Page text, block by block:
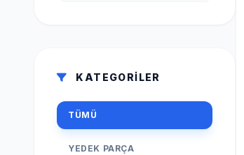
KATEGORİLER
TÜMÜ
YEDEK PARÇA